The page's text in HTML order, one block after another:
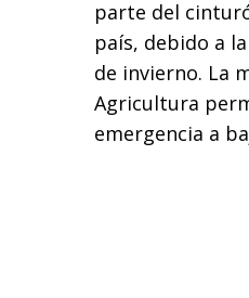
parte del
país, debido a
de invierno. La
Agricultura
emergencia a